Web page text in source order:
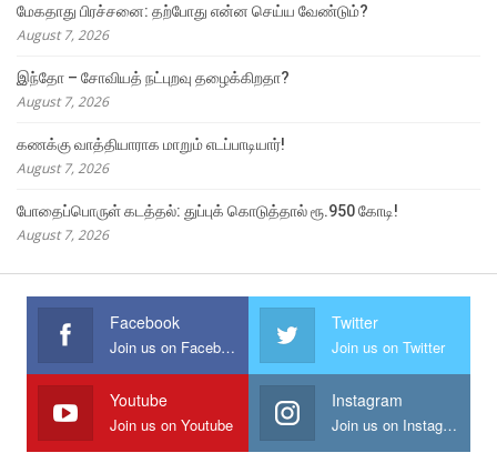
மேகதாது பிரச்சனை: தற்போது என்ன செய்ய வேண்டும்?
August 7, 2026
இந்தோ – சோவியத் நட்புறவு தழைக்கிறதா?
August 7, 2026
கணக்கு வாத்தியாராக மாறும் எடப்பாடியார்!
August 7, 2026
போதைப்பொருள் கடத்தல்: துப்புக் கொடுத்தால் ரூ.950 கோடி!
August 7, 2026
Facebook
Join us on Facebook
Twitter
Join us on Twitter
Youtube
Join us on Youtube
Instagram
Join us on Instagram